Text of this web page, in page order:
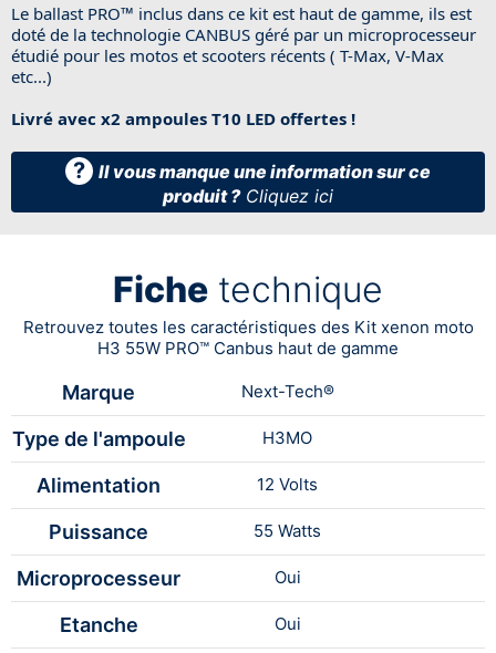
Le ballast PRO™ inclus dans ce kit est haut de gamme, ils est
doté de la technologie CANBUS géré par un microprocesseur
étudié pour les motos et scooters récents ( T-Max, V-Max
etc...)
Livré avec x2 ampoules T10 LED offertes !
? Il vous manque une information sur ce
produit ? Cliquez ici
Fiche technique
Retrouvez toutes les caractéristiques des Kit xenon moto
H3 55W PRO™ Canbus haut de gamme
Marque Next-Tech®
Type de l'ampoule H3MO
Alimentation 12 Volts
Puissance 55 Watts
Microprocesseur Oui
Etanche Oui